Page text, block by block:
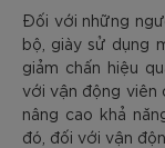
Đối với những
bộ, giày sử dụng
giảm chấn hiệu
với vận động viên
nâng cao khả
đó, đối với vận